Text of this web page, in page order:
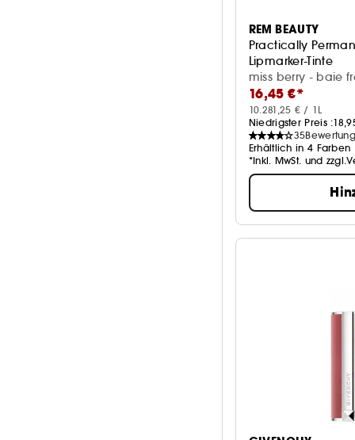
REM BEAUTY
Practically
Lipmarker-Tinte
miss berry - baie
16,45 €*
10.281,25 € / 1L
Niedrigster Preis :
35
Erhältlich in 4 Farben
*Inkl. MwSt. und